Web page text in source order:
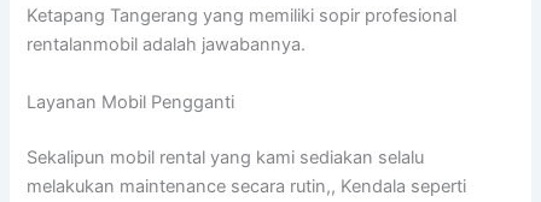
Ketapang Tangerang yang memiliki sopir profesional
rentalanmobil adalah jawabannya.
Layanan Mobil Pengganti
Sekalipun mobil rental yang kami sediakan selalu
melakukan maintenance secara rutin,, Kendala seperti